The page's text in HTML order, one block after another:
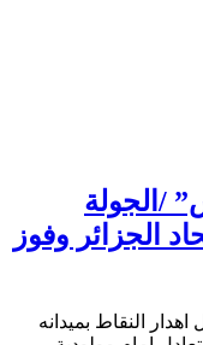
/الجولة
الجزائر وفوز
النقاط بميدانه